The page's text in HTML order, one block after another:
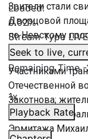
Loaded:
0.02%
Stream Type LIVE
Seek to live,
Remaining Time-
1x
Playback Rate
Зрители стали
Дворцовой
по Невскому
полка»,
Участниками
Отечественной
Закотнова;
Кузинец;
Эрмитажа